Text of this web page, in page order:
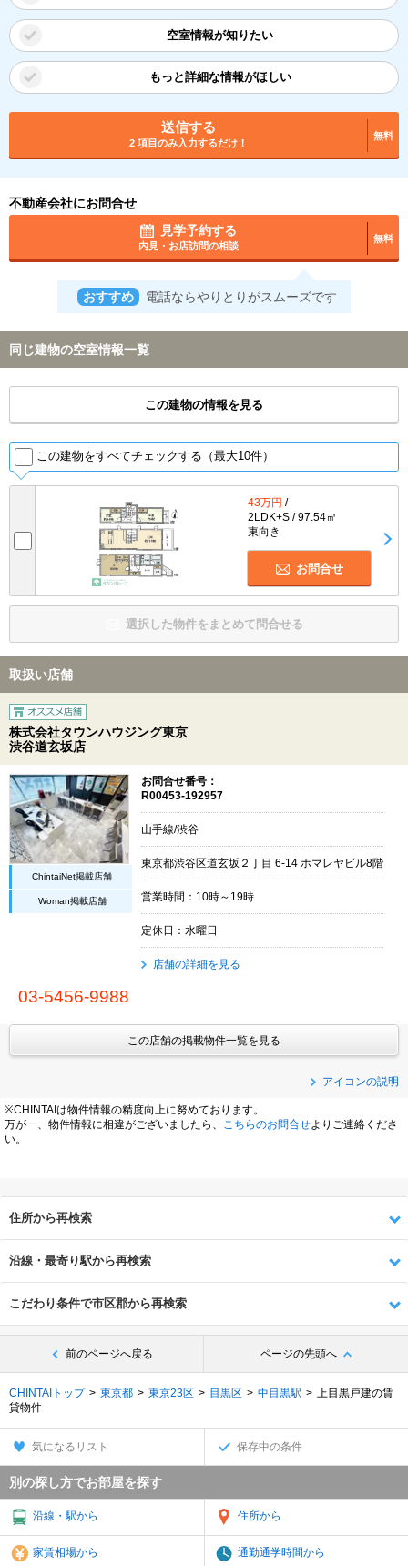
空室情報が知りたい
もっと詳細な情報がほしい
送信する
2 項目のみ入力するだけ！
無料
不動産会社にお問合せ
見学予約する
内見・お店訪問の相談
無料
おすすめ 電話ならやりとりがスムーズです
同じ建物の空室情報一覧
この建物の情報を見る
この建物をすべてチェックする（最大10件）
43万円 /
2LDK+S / 97.54㎡
東向き
お問合せ
選択した物件をまとめて問合せる
取扱い店舗
株式会社タウンハウジング東京
渋谷道玄坂店
ChintaiNet掲載店舗
Woman掲載店舗
お問合せ番号：
R00453-192957
山手線/渋谷
東京都渋谷区道玄坂２丁目 6-14 ホマレヤビル8階
営業時間：10時～19時
定休日：水曜日
店舗の詳細を見る
03-5456-9988
この店舗の掲載物件一覧を見る
アイコンの説明
※CHINTAIは物件情報の精度向上に努めております。
万が一、物件情報に相違がございましたら、
こちらのお問合せよりご連絡くださ
い。
住所から再検索
沿線・最寄り駅から再検索
こだわり条件で市区郡から再検索
前のページへ戻る ページの先頭へ
CHINTAIトップ 東京都 東京23区 目黒区 中目黒駅
上目黒戸建の賃
貸物件
気になるリスト 保存中の条件
別の探し方でお部屋を探す
沿線・駅から 住所から
家賃相場から 通勤通学時間から